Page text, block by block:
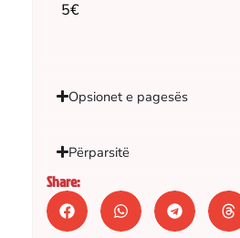
5€
Opsionet e pagesës
Përparsitë
Share: